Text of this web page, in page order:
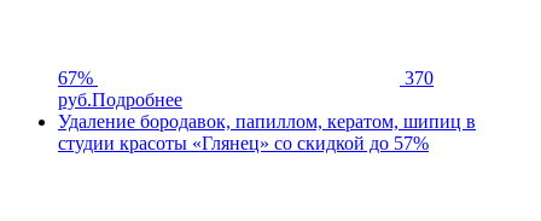
67%
370
руб.Подробнее
Удаление бородавок, папиллом, кератом, шипиц в
студии красоты «Глянец» со скидкой до 57%